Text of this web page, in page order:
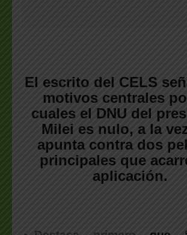
El escrito del CELS
motivos centrales
cuales el DNU del
Milei es nulo, a la
apunta contra dos
principales que
aplicación.